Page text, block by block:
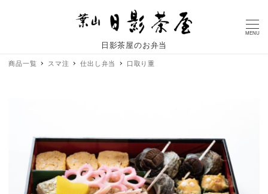
日影茶屋のお弁当
MENU
商品一覧 スマ注 仕出し弁当 口取り重